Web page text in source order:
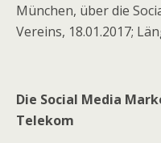
München, über die
Vereins, 18.01.2017;
Die Social Media
Telekom